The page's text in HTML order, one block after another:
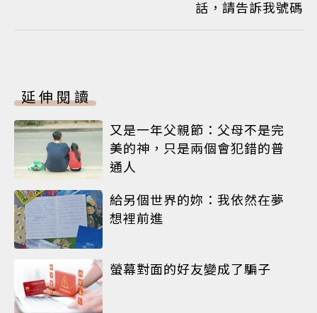
話，請告訴我號碼
延伸閱讀
又是一年父親節：父母不是完
美的神，只是兩個會犯錯的普
通人
給另個世界的妳：我依然在夢
想裡前進
螢幕對面的好友變成了騙子